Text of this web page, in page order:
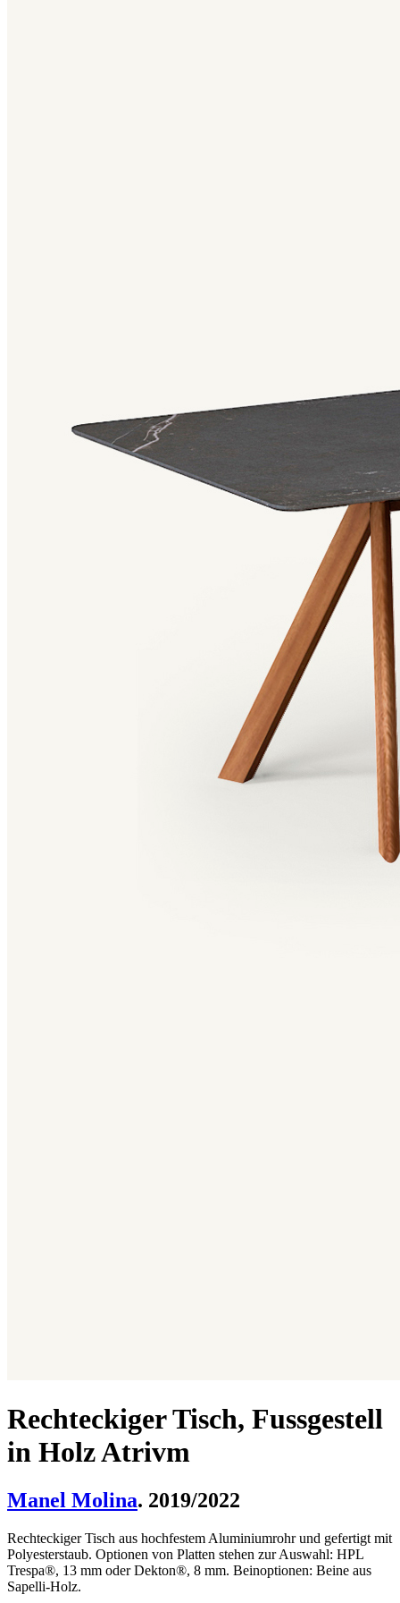
Rechteckiger Tisch, Fussgestell
in Holz Atrivm
Manel Molina. 2019/2022
Rechteckiger Tisch aus hochfestem Aluminiumrohr und gefertigt mit
Polyesterstaub. Optionen von Platten stehen zur Auswahl: HPL
Trespa®, 13 mm oder Dekton®, 8 mm. Beinoptionen: Beine aus
Sapelli-Holz.